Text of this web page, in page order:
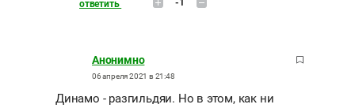
ответить
Анонимно
06 апреля 2021 в 21:48
Динамо - разгильдяи. Но в этом, как ни